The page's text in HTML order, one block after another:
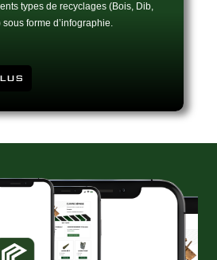
types de recyclages (Bois, Dib,
forme d’infographie.